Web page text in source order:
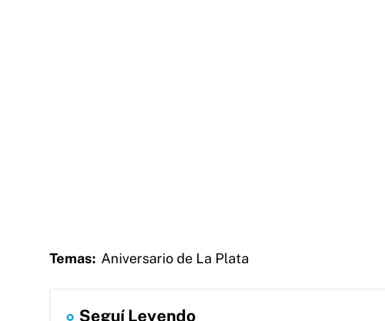
Temas: Aniversario de La Plata
Seguí Leyendo